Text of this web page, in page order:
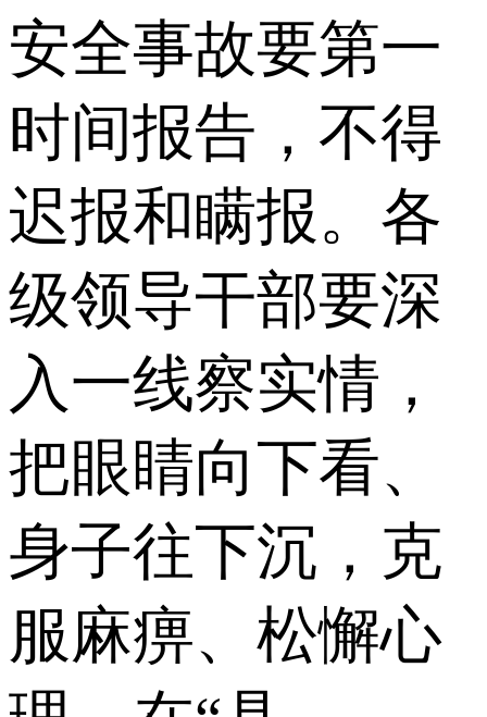
安全事故要第一
时间报告，不得
迟报和瞒报。各
级领导干部要深
入一线察实情，
把眼睛向下看、
身子往下沉，克
服麻痹、松懈心